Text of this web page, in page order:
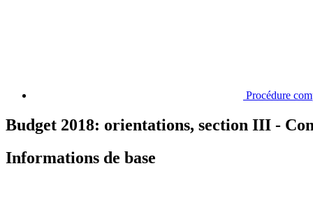
Procédure
Budget 2018: orientations, section III -
Informations de base